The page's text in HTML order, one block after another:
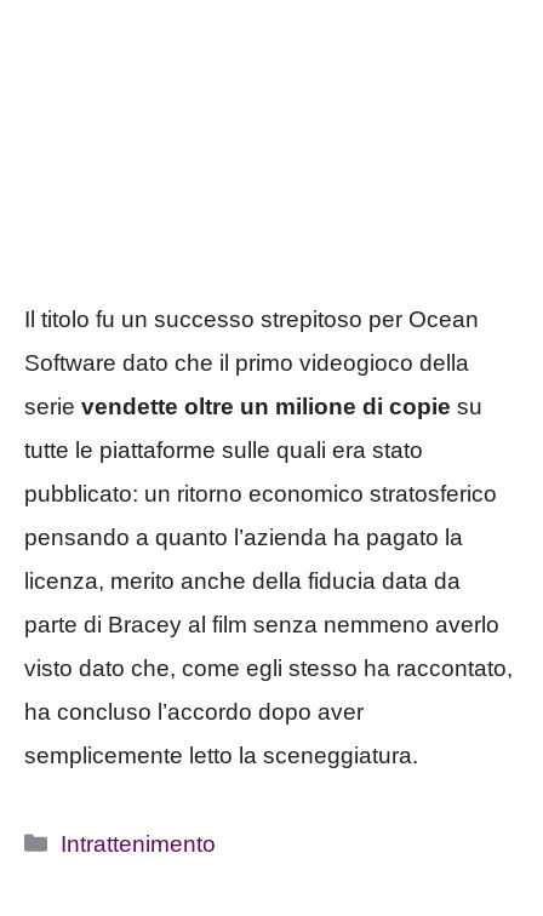
Il titolo fu un successo strepitoso per Ocean
Software dato che il primo videogioco della
serie vendette oltre un milione di copie su
tutte le piattaforme sulle quali era stato
pubblicato: un ritorno economico stratosferico
pensando a quanto l’azienda ha pagato la
licenza, merito anche della fiducia data da
parte di Bracey al film senza nemmeno averlo
visto dato che, come egli stesso ha raccontato,
ha concluso l’accordo dopo aver
semplicemente letto la sceneggiatura.
Categorie
Intrattenimento